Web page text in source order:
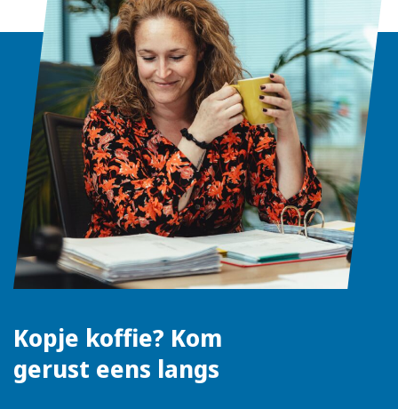
Kopje koffie? Kom
gerust eens langs